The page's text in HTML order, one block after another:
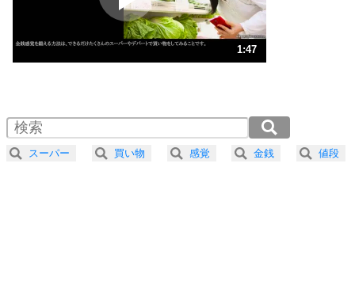
ストレス対策
人生、なんとかなるもの。
気楽に生きる30の方法
4 器の大きい人は、怒りを優しさで表現する。
1:47
2.0倍速 （212KB 54秒）
2.5倍速 （170KB 43秒）
3.0倍速 （141KB 36秒）
スーパー 買い物 感覚 金銭 値段